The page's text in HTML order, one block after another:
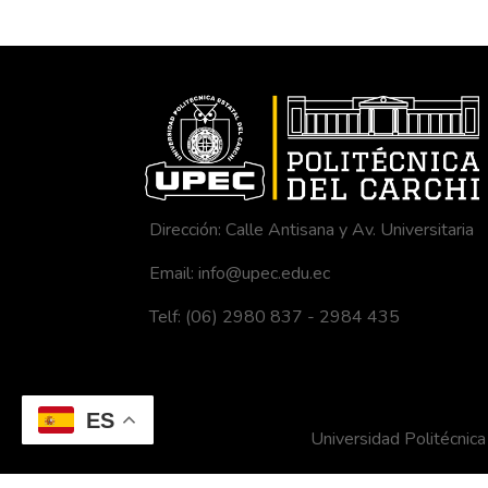
ES
Dirección: Calle Antisana y Av. Universitaria
Email: info@upec.edu.ec
Telf: (06) 2980 837 - 2984 435
Universidad